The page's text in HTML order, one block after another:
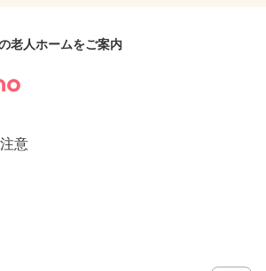
老人ホームをご案内
意